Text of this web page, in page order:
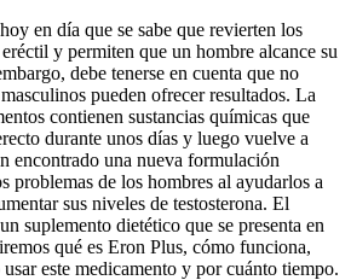
en día que se sabe que revierten los
y permiten que un hombre alcance su
debe tenerse en cuenta que no
pueden ofrecer resultados. La
contienen sustancias químicas que
durante unos días y luego vuelve a
encontrado una nueva formulación
problemas de los hombres al ayudarlos a
sus niveles de testosterona. El
suplemento dietético que se presenta en
qué es Eron Plus, cómo funciona,
este medicamento y por cuánto tiempo.